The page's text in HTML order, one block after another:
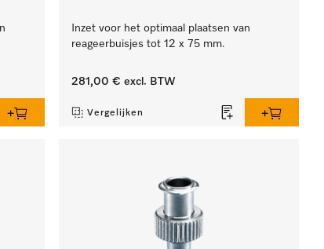
Inzet voor het optimaal plaatsen van
reageerbuisjes tot 12 x 75 mm.
281,00 € excl. BTW
Vergelijken